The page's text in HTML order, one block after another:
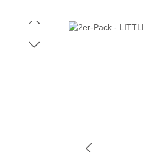
Bildergalerie überspringen